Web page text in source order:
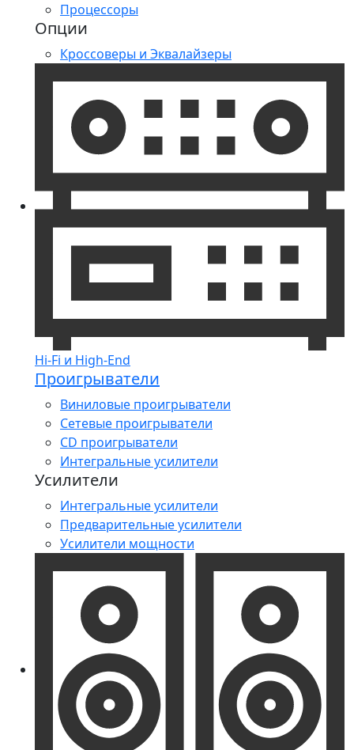
Процессоры
Опции
Кроссоверы и Эквалайзеры
Hi-Fi и High-End
Проигрыватели
Виниловые проигрыватели
Сетевые проигрыватели
CD проигрыватели
Интегральные усилители
Усилители
Интегральные усилители
Предварительные усилители
Усилители мощности